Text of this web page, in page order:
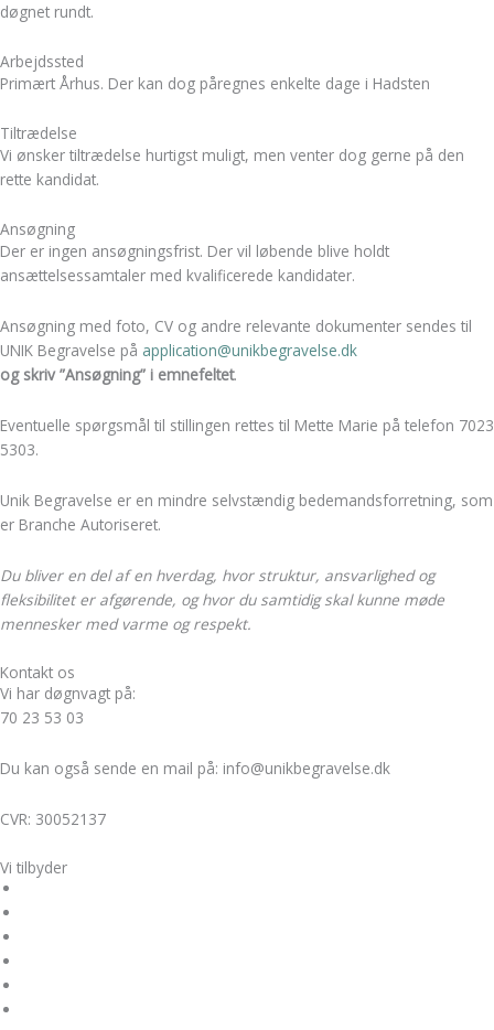
døgnet rundt.
Arbejdssted
Primært Århus. Der kan dog påregnes enkelte dage i Hadsten
Tiltrædelse
Vi ønsker tiltrædelse hurtigst muligt, men venter dog gerne på den
rette kandidat.
Ansøgning
Der er ingen ansøgningsfrist. Der vil løbende blive holdt
ansættelsessamtaler med kvalificerede kandidater.
Ansøgning med foto, CV og andre relevante dokumenter sendes til
UNIK Begravelse på application@unikbegravelse.dk
og skriv ”Ansøgning” i emnefeltet.
Eventuelle spørgsmål til stillingen rettes til Mette Marie på telefon 7023
5303.
Unik Begravelse er en mindre selvstændig bedemandsforretning, som
er Branche Autoriseret.
Du bliver en del af en hverdag, hvor struktur, ansvarlighed og
fleksibilitet er afgørende, og hvor du samtidig skal kunne møde
mennesker med varme og respekt.
Kontakt os
Vi har døgnvagt på:
70 23 53 03
Du kan også sende en mail på: info@unikbegravelse.dk
CVR: 30052137
Vi tilbyder